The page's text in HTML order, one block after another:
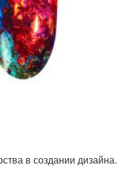
в создании дизайна.